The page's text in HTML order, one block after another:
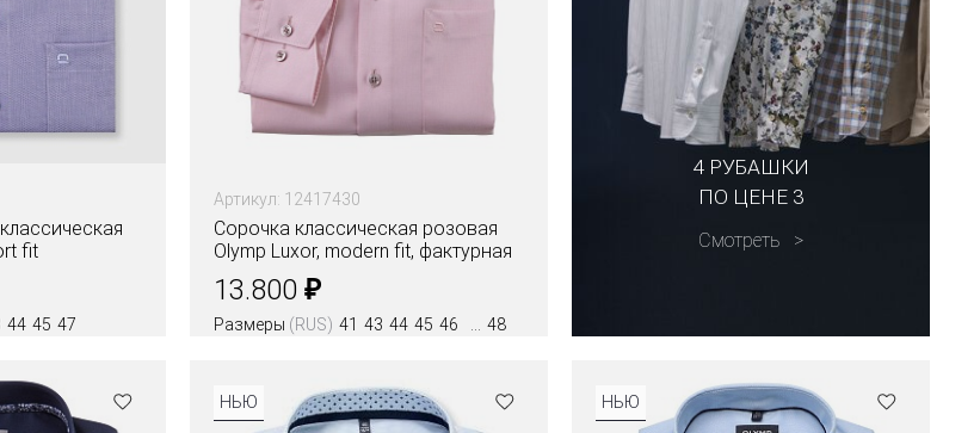
fit
44 45 47
Артикул: 12417430
Сорочка классическая розовая
Olymp Luxor, modern fit, фактурная
13.800 ₽
Размеры (RUS) 41 43 44 45 46
48
4 РУБАШКИ
ПО ЦЕНЕ 3
Смотреть
НЬЮ НЬЮ